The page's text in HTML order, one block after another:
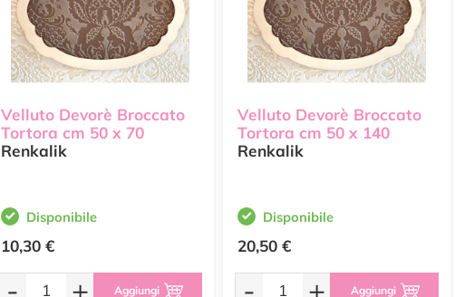
Velluto Devorè Broccato
Tortora cm 50 x 70
Renkalik
Disponibile
10,30 €
- + Aggiungi
Velluto Devorè Broccato
Tortora cm 50 x 140
Renkalik
Disponibile
20,50 €
- + Aggiungi